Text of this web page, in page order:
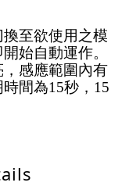
至欲使用之模
始自動運作。
感應範圍內有
間為15秒，15